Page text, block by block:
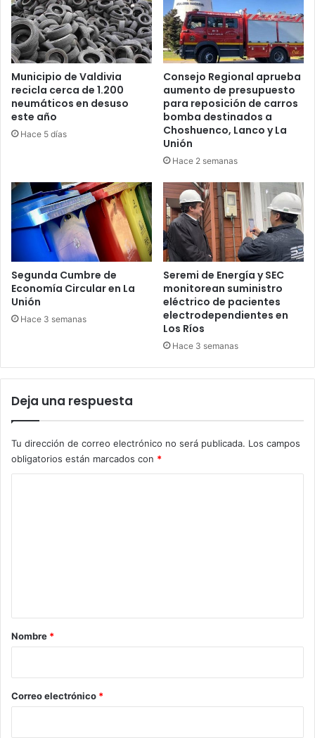
debido
a
la
pandemia
Municipio de Valdivia
recicla cerca de 1.200
neumáticos en desuso
este año
Hace 5 días
Consejo Regional aprueba
aumento de presupuesto
para reposición de carros
bomba destinados a
Choshuenco, Lanco y La
Unión
Hace 2 semanas
Segunda Cumbre de
Economía Circular en La
Unión
Hace 3 semanas
Seremi de Energía y SEC
monitorean suministro
eléctrico de pacientes
electrodependientes en
Los Ríos
Hace 3 semanas
Deja una respuesta
Tu dirección de correo electrónico no será publicada. Los campos
obligatorios están marcados con *
r
*
Nombre *
Correo electrónico *